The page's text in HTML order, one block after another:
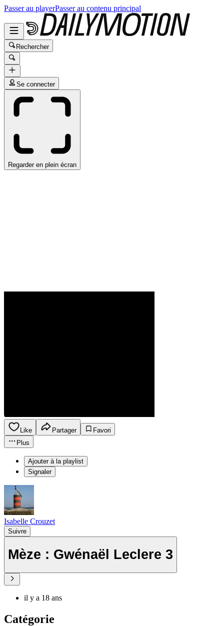
Passer au playerPasser au contenu principal
Rechercher
Se connecter
Regarder en plein écran
Like Partager
Favori
Plus
Ajouter à la playlist
Signaler
Isabelle Crouzet
Suivre
Mèze : Gwénaël Leclere 3
il y a 18 ans
Catégorie